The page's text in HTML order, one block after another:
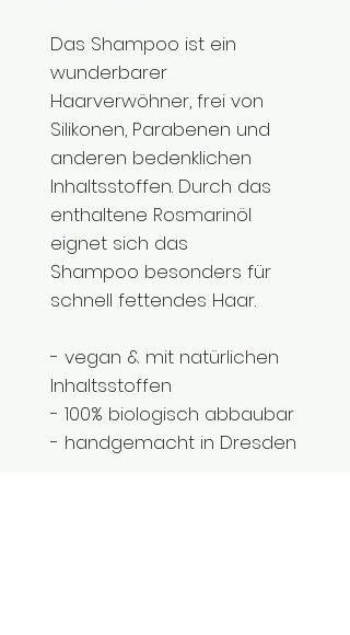
Das Shampoo ist ein
wunderbarer
Haarverwöhner, frei von
Silikonen, Parabenen und
anderen bedenklichen
Inhaltsstoffen. Durch das
enthaltene Rosmarinöl
eignet sich das
Shampoo besonders für
schnell fettendes Haar.
- vegan & mit natürlichen
Inhaltsstoffen
- 100% biologisch abbaubar
- handgemacht in Dresden